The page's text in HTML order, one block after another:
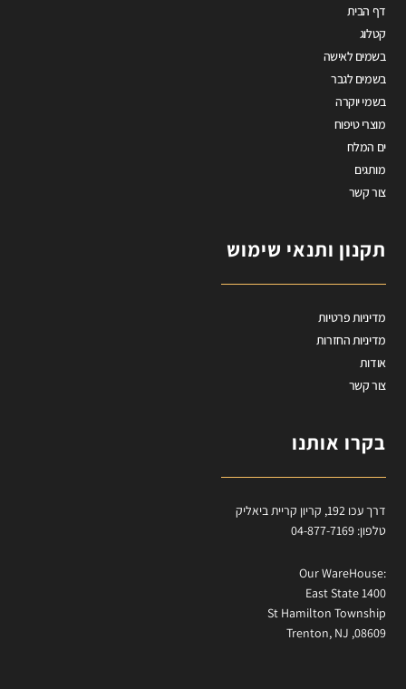
דף הבית
קטלוג
בשמים לאישה
בשמים לגבר
בשמי יוקרה
מוצרי טיפוח
ים המלח
מותגים
צור קשר
תקנון ותנאי שימוש
מדיניות פרטיות
מדיניות החזרות
אודות
צור קשר
בקרו אותנו
דרך עכו 192, קריון קריית ביאליק
טלפון: 04-877-7169
:Our WareHouse
East State 1400
St Hamilton Township
Trenton, NJ ,08609